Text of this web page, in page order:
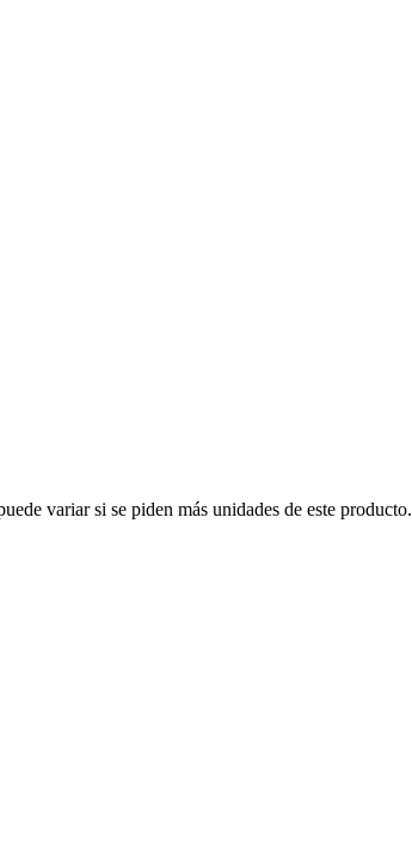
variar si se piden más unidades de este producto.